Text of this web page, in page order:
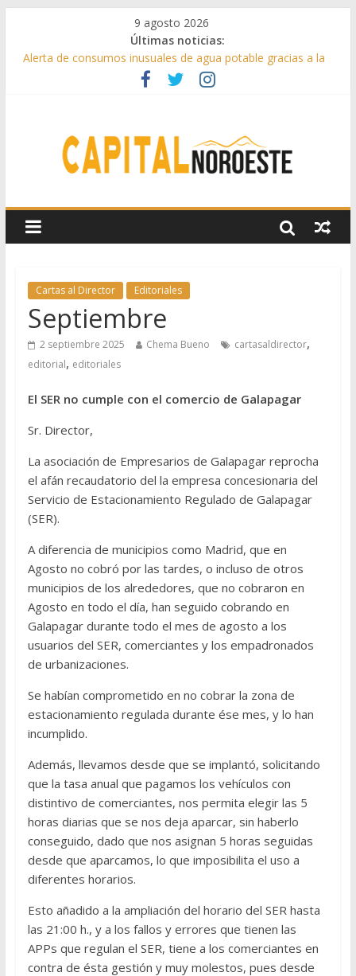
9 agosto 2026
Últimas noticias:
Alerta de consumos inusuales de agua potable gracias a la
telelectura de Canal de Isabel II
Francisco Garcinuño rescata la historia taurina de Casavieja
patronales de Pozuelo
El Festival Escenas de Verano llega al ecuador de su VII
beneficios fiscales en 2025
Cartas al Director Editoriales
Septiembre
2 septiembre 2025 Chema Bueno cartasaldirector,
editorial, editoriales
El SER no cumple con el comercio de Galapagar
Sr. Director,
La asociación de Empresarios de Galapagar reprocha
el afán recaudatorio del la empresa concesionaria del
Servicio de Estacionamiento Regulado de Galapagar
(SER).
A diferencia de municipios como Madrid, que en
Agosto no cobró por las tardes, o incluso de otros
municipios de los alrededores, que no cobraron en
Agosto en todo el día, han seguido cobrando en
Galapagar durante todo el mes de agosto a los
usuarios del SER, comerciantes y los empadronados
de urbanizaciones.
Se habían comprometido en no cobrar la zona de
estacionamiento regulada durante ése mes, y lo han
incumplido.
Además, llevamos desde que se implantó, solicitando
que la tasa anual que pagamos los vehículos con
distintivo de comerciantes, nos permita elegir las 5
horas diarias que se nos deja aparcar, sin haberlo
conseguido, dado que nos asignan 5 horas seguidas
desde que aparcamos, lo que imposibilita el uso a
diferentes horarios.
Esto añadido a la ampliación del horario del SER hasta
las 21:00 h., y a los fallos y errores que tienen las
APPs que regulan el SER, tiene a los comerciantes en
contra de ésta gestión y muy molestos, pues desde